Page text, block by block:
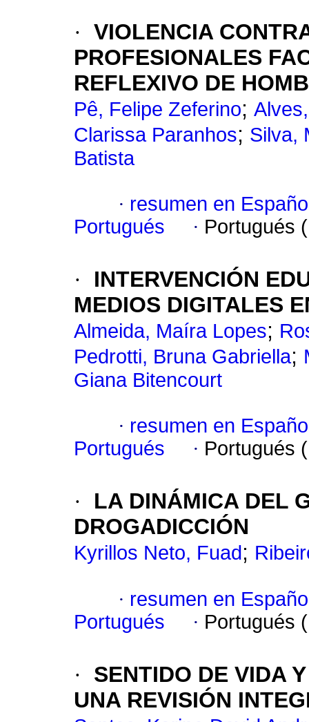
· VIOLENCIA
PROFESIONALES
REFLEXIVO DE
Pê, Felipe Zeferino;
Clarissa Paranhos; Silva,
Batista
· resumen en
Portugués
· Portugués
·
INTERVENCIÓN
MEDIOS DIGITALES
Almeida, Maíra Lopes;
Pedrotti, Bruna Gabriella;
Giana Bitencourt
· resumen en
Portugués
· Portugués
·
LA DINÁMICA DEL
DROGADICCIÓN
Kyrillos Neto, Fuad ;
· resumen en
Portugués
· Portugués
·
SENTIDO DE VIDA
UNA REVISIÓN